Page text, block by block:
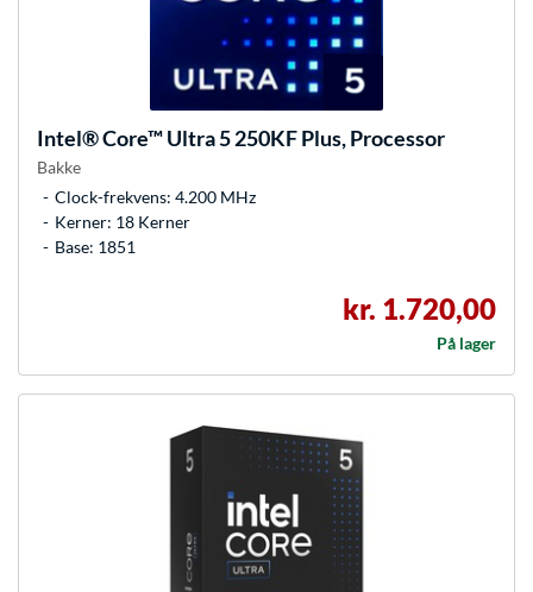
Intel®Core™ Ultra 5 250KF Plus, Processor
Bakke
Clock-frekvens: 4.200 MHz
Kerner: 18 Kerner
Base: 1851
kr. 1.720,00
På lager